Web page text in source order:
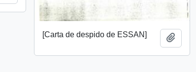
[Carta de despido de ESSAN]